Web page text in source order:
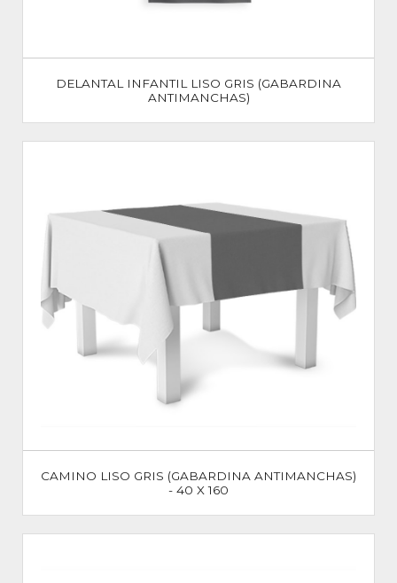
DELANTAL INFANTIL LISO GRIS (GABARDINA
ANTIMANCHAS)
CAMINO LISO GRIS (GABARDINA ANTIMANCHAS)
- 40 X 160